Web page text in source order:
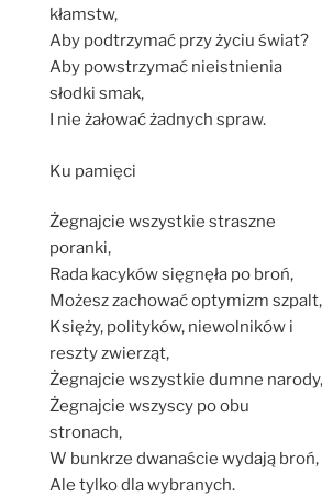
kłamstw,
Aby podtrzymać przy życiu świat?
Aby powstrzymać nieistnienia
słodki smak,
I nie żałować żadnych spraw.
Ku pamięci
Żegnajcie wszystkie straszne
poranki,
Rada kacyków sięgnęła po broń,
Możesz zachować optymizm szpalt,
Księży, polityków, niewolników i
reszty zwierząt,
Żegnajcie wszystkie dumne narody,
Żegnajcie wszyscy po obu
stronach,
W bunkrze dwanaście wydają broń,
Ale tylko dla wybranych.